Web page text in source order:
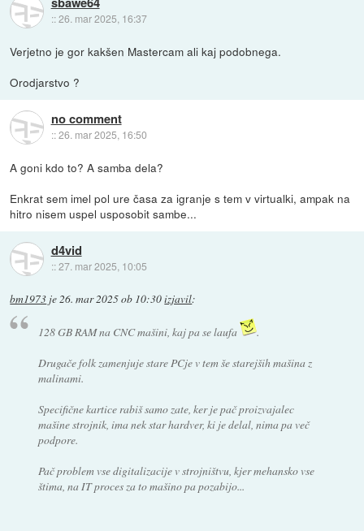
::26. mar 2025, 16:37
Verjetno je gor kakšen Mastercam ali kaj podobnega.
Orodjarstvo ?
no comment
::26. mar 2025, 16:50
A goni kdo to? A samba dela?
Enkrat sem imel pol ure časa za igranje s tem v virtualki, ampak na
hitro nisem uspel usposobit sambe...
d4vid
::27. mar 2025, 10:05
bm1973 je26. mar 2025 ob 10:30izjavil:
128 GB RAM na CNC mašini, kaj pa se laufa
.
Drugače folk zamenjuje stare PCje v tem še starejših mašina z
malinami.
Specifične kartice rabiš samo zate, ker je pač proizvajalec
mašine strojnik, ima nek star hardver, ki je delal, nima pa več
podpore.
Pač problem vse digitalizacije v strojništvu, kjer mehansko vse
štima, na IT proces za to mašino pa pozabijo...